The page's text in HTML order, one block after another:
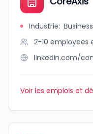
Industrie:
2-10 employees
linkedin.com/
Voir les emplois et